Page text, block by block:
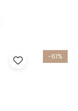
-61%